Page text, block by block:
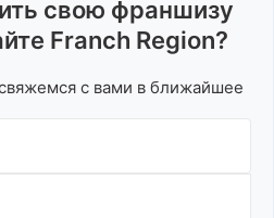
свою франшизу
Franch Region?
с вами в ближайшее